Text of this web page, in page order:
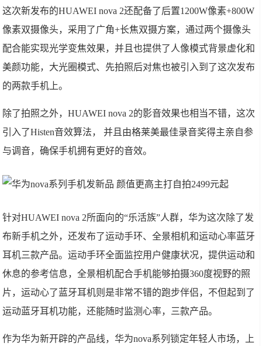
这次新发布的HUAWEI nova 2还配备了后置1200W像素+800W
像素双摄像头，采用了广角+长焦双摄方案，通过两个摄像头
配合能实现光学变焦效果，并且也提供了人像模式背景虚化和
美颜功能，大光圈模式、先拍照后对焦也被引入到了这次发布
的两款手机上。
除了拍照之外，HUAWEI nova 2的影音效果也相当不错，这次
引入了Histen音效算法， 并且由格莱美最佳录音奖得主亲自参
与调音，确保手机拥有更好的音效。
针对HUAWEI nova 2所面向的“乐活族”人群，华为这次除了发
布新手机之外，还发布了运动手环、全景相机和运动心率蓝牙
耳机三款产品。运动手环全面监控用户健康状况，提供运动和
休息的参考信息，全景相机配合手机能够拍摄360度视野的照
片，运动心了蓝牙耳机则是非常不错的跑步伴侣，不但起到了
运动蓝牙耳机功能，还能随时监测心率，三款产品。
作为华为新开辟的产品线，华为nova系列锁定年轻人市场，上